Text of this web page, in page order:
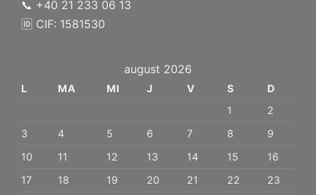
📞 +40 21 233 06 13
🆔 CIF: 1581530
august 2026
L MA MI J V S
D
1
2
3
4 5 6 7 8
9
10
11 12 13 14 15
16
17
18 19 20 21 22 23